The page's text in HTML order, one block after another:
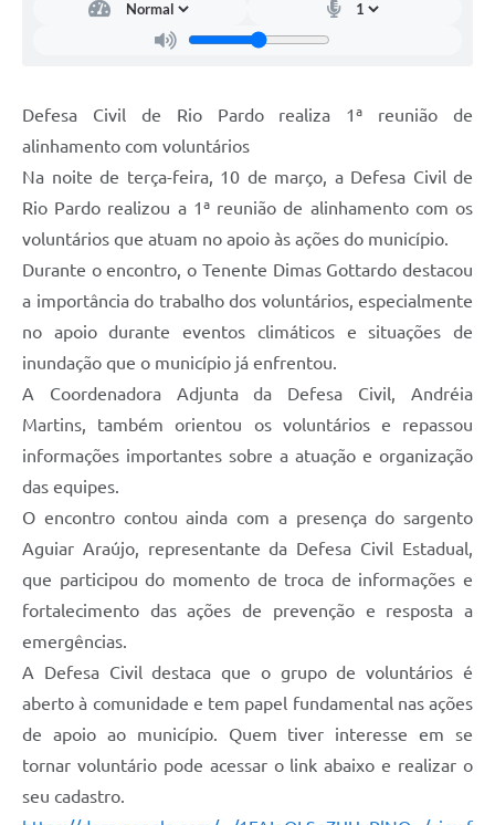
Defesa Civil de Rio Pardo realiza 1ª reunião de
alinhamento com voluntários
Na noite de terça-feira, 10 de março, a Defesa Civil de
Rio Pardo realizou a 1ª reunião de alinhamento com os
voluntários que atuam no apoio às ações do município.
Durante o encontro, o Tenente Dimas Gottardo destacou
a importância do trabalho dos voluntários, especialmente
no apoio durante eventos climáticos e situações de
inundação que o município já enfrentou.
A Coordenadora Adjunta da Defesa Civil, Andréia
Martins, também orientou os voluntários e repassou
informações importantes sobre a atuação e organização
das equipes.
O encontro contou ainda com a presença do sargento
Aguiar Araújo, representante da Defesa Civil Estadual,
que participou do momento de troca de informações e
fortalecimento das ações de prevenção e resposta a
emergências.
A Defesa Civil destaca que o grupo de voluntários é
aberto à comunidade e tem papel fundamental nas ações
de apoio ao município. Quem tiver interesse em se
tornar voluntário pode acessar o link abaixo e realizar o
seu cadastro.